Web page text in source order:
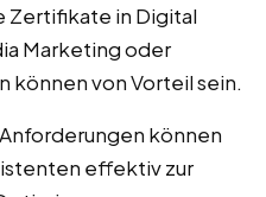
Zertifikate in Digital
Marketing oder
können von Vorteil sein.
können
effektiv zur